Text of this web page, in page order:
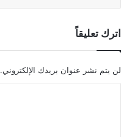
اترك تعليقاً
لن يتم نشر عنوان بريدك الإلكتروني.